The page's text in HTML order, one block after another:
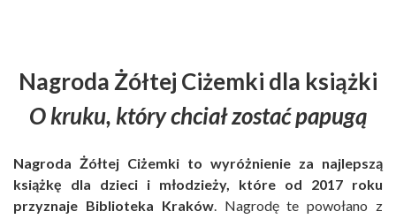
Nagroda Żółtej Ciżemki dla książki
O kruku, który chciał zostać papugą
Nagroda Żółtej Ciżemki to wyróżnienie za najlepszą
książkę dla dzieci i młodzieży, które od 2017 roku
przyznaje Biblioteka Kraków. Nagrodę te powołano z